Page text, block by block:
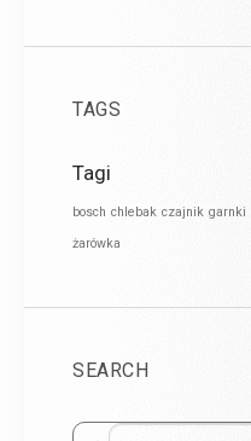
TAGS
Tagi
bosch chlebak czajnik garnki
żarówka
SEARCH